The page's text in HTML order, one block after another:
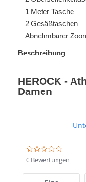
1 Meter Tasche
2 Gesäßtaschen
Abnehmbarer
Beschreibung
HEROCK -
Damen
star
rating
0 Bewertungen